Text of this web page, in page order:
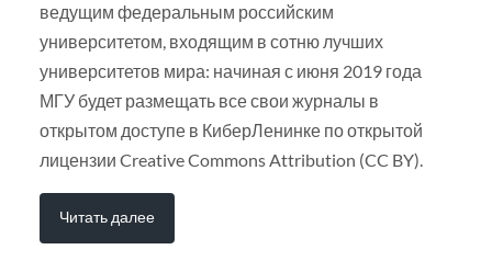
ведущим федеральным российским
университетом, входящим в сотню лучших
университетов мира: начиная с июня 2019 года
МГУ будет размещать все свои журналы в
открытом доступе в КиберЛенинке по открытой
лицензии Creative Commons Attribution (CC BY).
Читать далее